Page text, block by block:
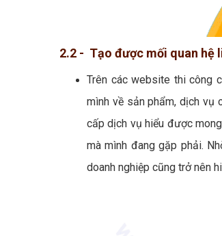
2.2 - Tạo được mối quan hệ
Trên các website thi công
mình về sản phẩm, dịch vụ
cấp dịch vụ hiểu được
mà mình đang gặp phải.
doanh nghiệp cũng trở nên